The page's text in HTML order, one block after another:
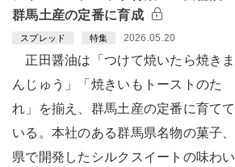
群馬土産の定番に育成
スプレッド 特集 2026.05.20
正田醤油は「つけて焼いたら焼きま
んじゅう」「焼きいもトーストのた
れ」を揃え、群馬土産の定番に育てて
いる。本社のある群馬県名物の菓子、
県で開発したシルクスイートの味わい